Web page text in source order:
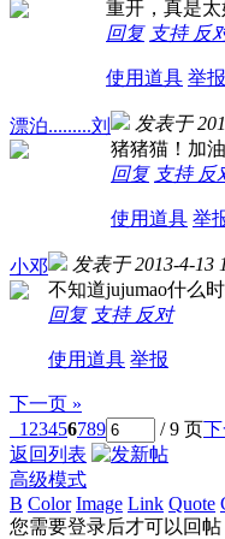
重开，真是
回复 支持 反
使用道具 举报
漂泊.........刘 发表于
猪猪猫！加
回复 支持 反
使用道具 举
小邓 发表于 2013-4-13
不知道jujumao什么
回复 支持 反对
使用道具 举报
下一页 »
1 23456789 / 9 页
返回列表
高级模式
B Color Image Link Quote
您需要登录后才可以回帖